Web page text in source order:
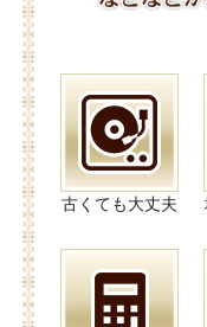
古くても大丈夫